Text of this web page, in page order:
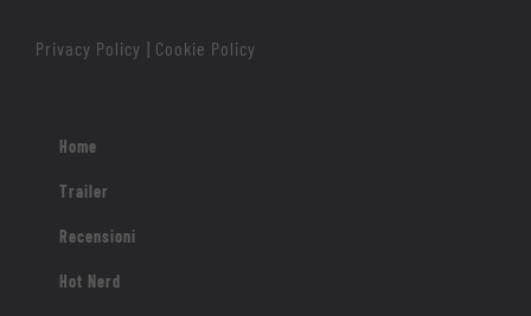
Privacy Policy Cookie Policy
Home
Trailer
Recensioni
Hot Nerd